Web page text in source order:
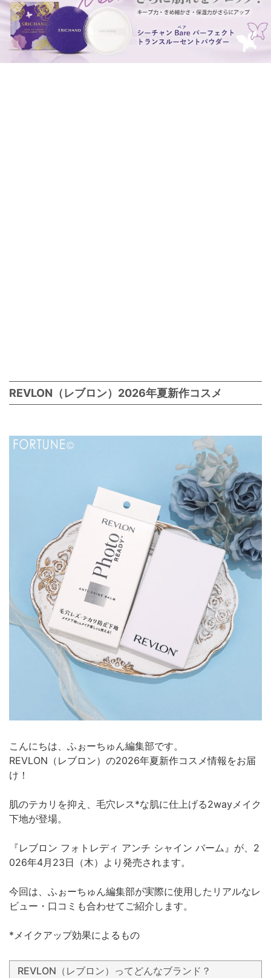
REVLON（レブロン）2026年夏新作コスメ
こんにちは、ふぉーちゅん編集部です。
REVLON（レブロン）の2026年夏新作コスメ情報をお届
け！
肌のテカリを抑え、毛穴レス*な肌に仕上げる2wayメイク
下地が登場。
『レブロン フォトレディ アンチ シャイン バーム』が、2
026年4月23日（木）より発売されます。
今回は、ふぉーちゅん編集部が実際に使用したリアルなレ
ビュー・口コミも合わせてご紹介します。
*メイクアップ効果によるもの
REVLON（レブロン）ってどんなブランド？